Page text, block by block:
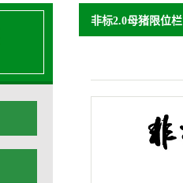
非标2.0母猪限位栏